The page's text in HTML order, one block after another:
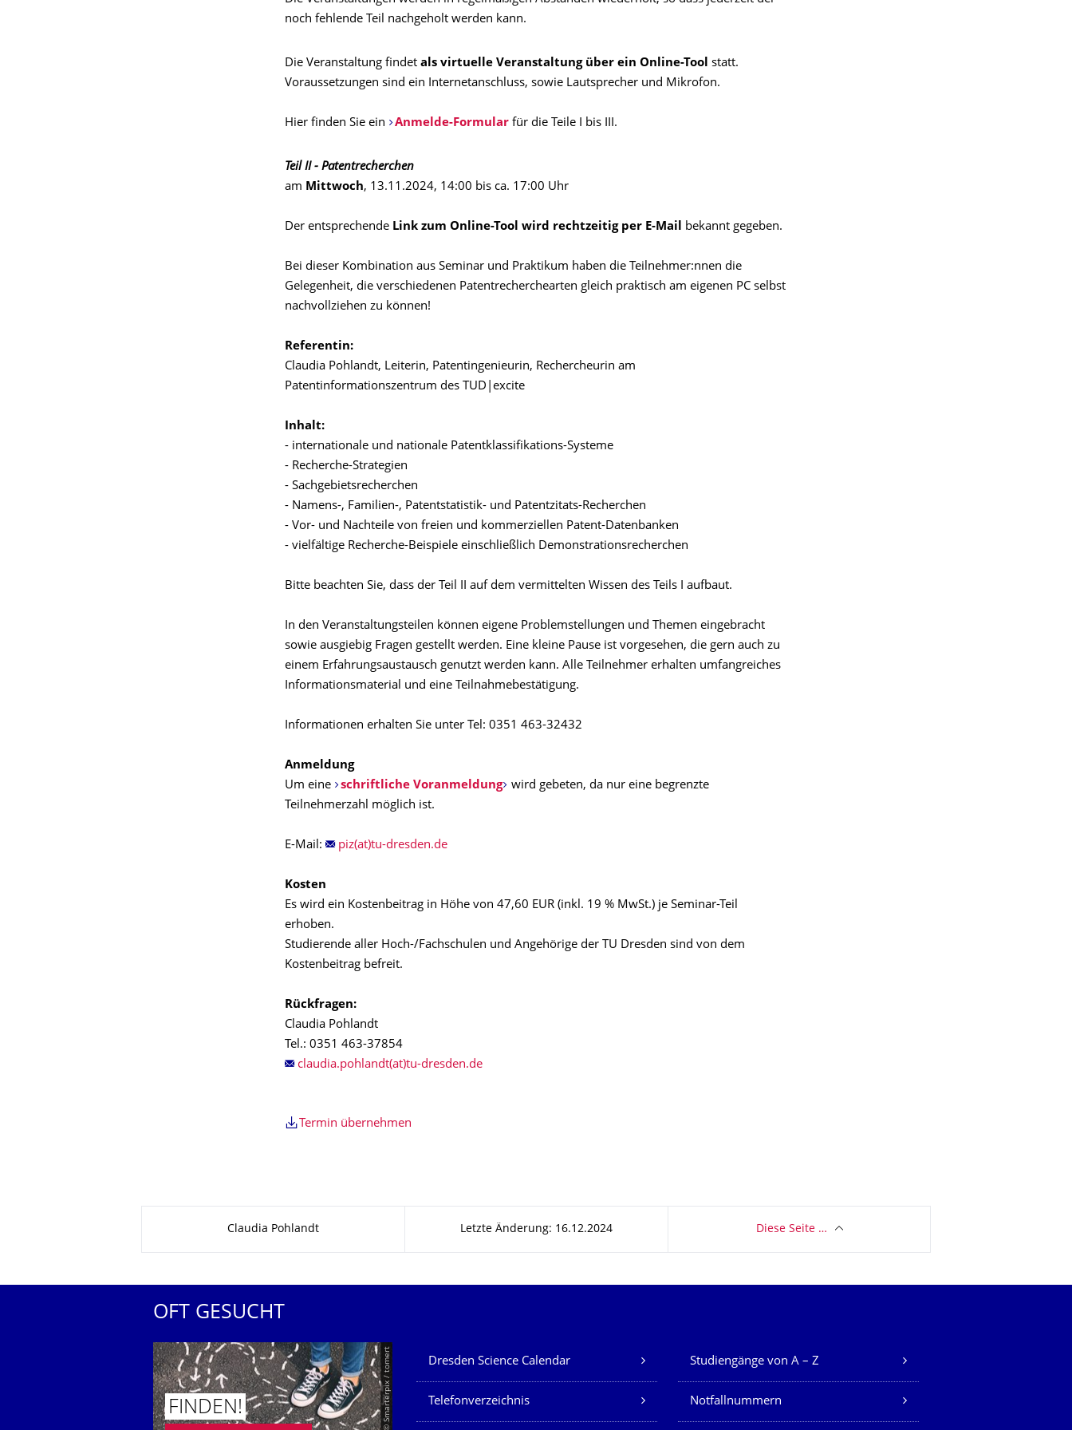
noch fehlende Teil nachgeholt werden kann.
Die Veranstaltung findet als virtuelle Veranstaltung über ein Online-Tool statt.
Voraussetzungen sind ein Internetanschluss, sowie Lautsprecher und Mikrofon.
Hier finden Sie ein Anmelde-Formularfür die Teile I bis III.
Teil II - Patentrecherchen
am Mittwoch, 13.11.2024, 14:00 bis ca. 17:00 Uhr
Der entsprechende Link zum Online-Tool wird rechtzeitig per E-Mail bekannt gegeben.
Bei dieser Kombination aus Seminar und Praktikum haben die Teilnehmer:nnen die
Gelegenheit, die verschiedenen Patentrecherchearten gleich praktisch am eigenen PC selbst
nachvollziehen zu können!
Referentin:
Claudia Pohlandt, Leiterin, Patentingenieurin, Rechercheurin am
Patentinformationszentrum des TUD|excite
Inhalt:
- internationale und nationale Patentklassifikations-Systeme
- Recherche-Strategien
- Sachgebietsrecherchen
- Namens-, Familien-, Patentstatistik- und Patentzitats-Recherchen
- Vor- und Nachteile von freien und kommerziellen Patent-Datenbanken
- vielfältige Recherche-Beispiele einschließlich Demonstrationsrecherchen
Bitte beachten Sie, dass der Teil II auf dem vermittelten Wissen des Teils I aufbaut.
In den Veranstaltungsteilen können eigene Problemstellungen und Themen eingebracht
sowie ausgiebig Fragen gestellt werden. Eine kleine Pause ist vorgesehen, die gern auch zu
einem Erfahrungsaustausch genutzt werden kann. Alle Teilnehmer erhalten umfangreiches
Informationsmaterial und eine Teilnahmebestätigung.
Informationen erhalten Sie unter Tel: 0351 463-32432
Anmeldung
Um eine
schriftliche Voranmeldung
wird gebeten, da nur eine begrenzte
Teilnehmerzahl möglich ist.
E-Mail: piz(at)tu-dresden.de
Kosten
Es wird ein Kostenbeitrag in Höhe von 47,60 EUR (inkl. 19 % MwSt.) je Seminar-Teil
erhoben.
Studierende aller Hoch-/Fachschulen und Angehörige der TU Dresden sind von dem
Kostenbeitrag befreit.
Rückfragen:
Claudia Pohlandt
Tel.: 0351 463-37854
claudia.pohlandt(at)tu-dresden.de
Termin übernehmen
Claudia Pohlandt Letzte Änderung: 16.12.2024 Diese Seite …
OFT GESUCHT
© Smarterpix / tomert
FINDEN!
Unsere Dienste
Dresden Science Calendar Studiengänge von A – Z
Telefonverzeichnis Notfallnummern